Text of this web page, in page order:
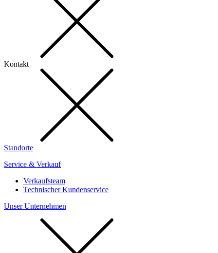
Kontakt
Standorte
Service & Verkauf
Verkaufsteam
Technischer Kundenservice
Unser Unternehmen